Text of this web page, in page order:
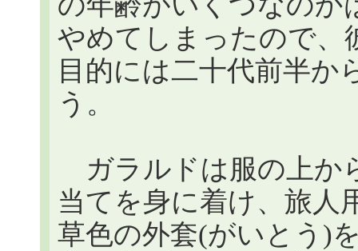
やめてしまったので、
目的には二十代前半か
う。
ガラルドは服の上か
当てを身に着け、旅人
草色の外套(がいとう)